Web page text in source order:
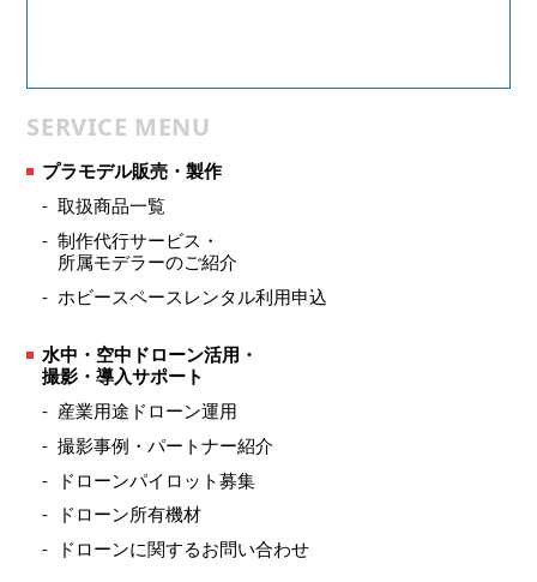
SERVICE MENU
プラモデル販売・製作
取扱商品一覧
制作代行サービス・
所属モデラーのご紹介
ホビースペースレンタル利用申込
水中・空中ドローン活用・
撮影・導入サポート
産業用途ドローン運用
撮影事例・パートナー紹介
ドローンパイロット募集
ドローン所有機材
ドローンに関するお問い合わせ